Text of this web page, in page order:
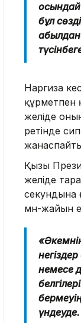
осындай
бұл
Наргиза
құрметпен
желіде
ретінде
Қызы
желіде
секундына
мән-жайын
немесе
үндеуде.